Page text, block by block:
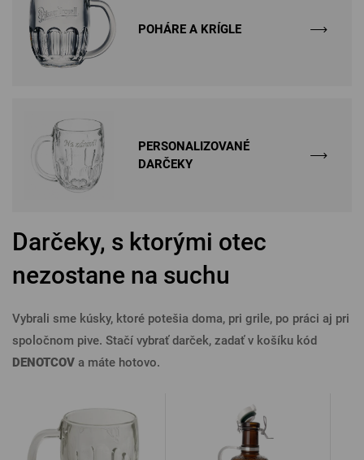
POHÁRE A KRÍGLE
PERSONALIZOVANÉ
DARČEKY
Darčeky, s ktorými otec
nezostane na suchu
Vybrali sme kúsky, ktoré potešia doma, pri grile, po práci aj pri
spoločnom pive. Stačí vybrať darček, zadať v košíku kód
DENOTCOV a máte hotovo.